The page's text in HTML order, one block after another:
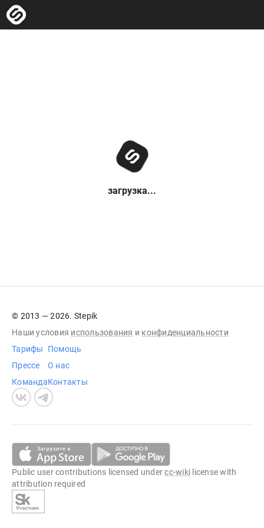
загрузка...
© 2013 — 2026. Stepik
Наши условия использования и конфиденциальности
Тарифы
Прессе
Команда
Помощь
О нас
Контакты
Public user contributions licensed undercc-wiki license with
attribution required